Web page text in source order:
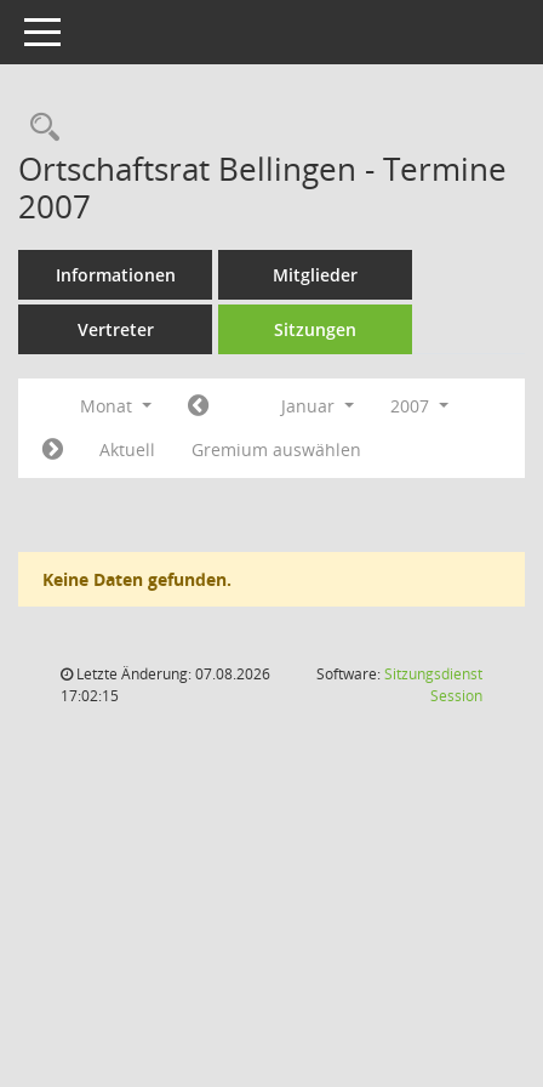
Toggle navigation
Rechercheauswahl
Ortschaftsrat Bellingen - Termine
2007
Informationen Mitglieder
Vertreter Sitzungen
Monat Januar
2007
Aktuell
Gremium auswählen
Keine Daten gefunden.
Letzte Änderung: 07.08.2026
17:02:15
Software:Sitzungsdienst
Session(Wird in